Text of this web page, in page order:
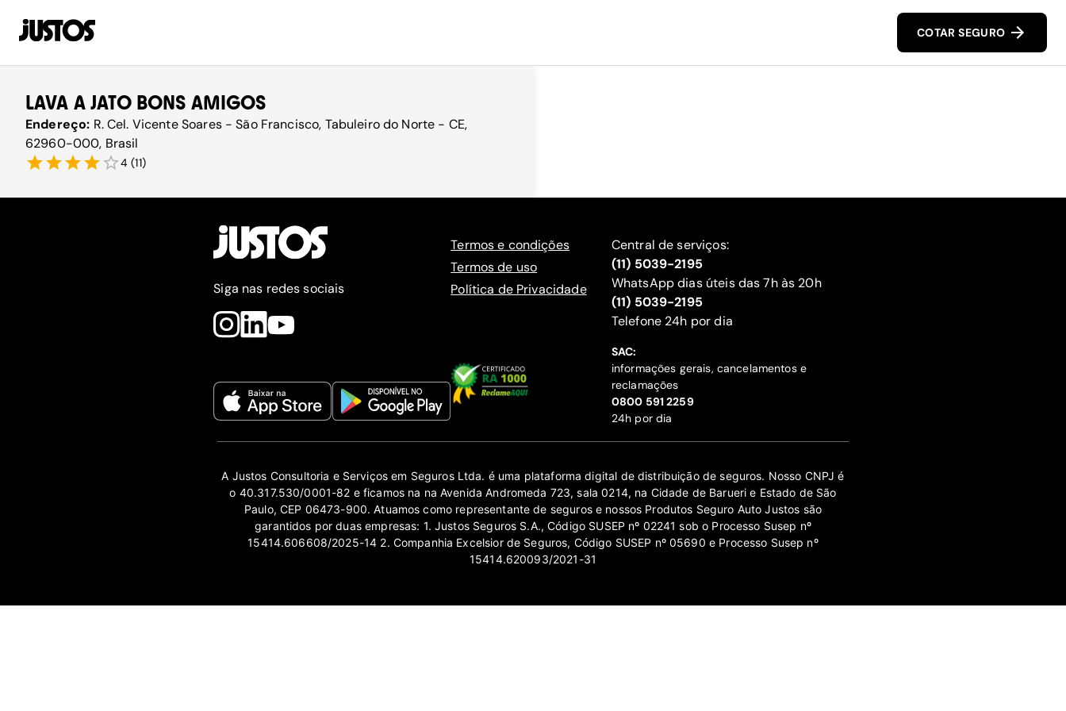
COTAR SEGURO
LAVA A JATO BONS AMIGOS
Endereço: R. Cel. Vicente Soares - São Francisco, Tabuleiro do Norte - CE,
62960-000, Brasil
4 (11)
Siga nas redes sociais
Termos e condições
Termos de uso
Política de Privacidade
Central de serviços:
(11) 5039-2195
WhatsApp dias úteis das 7h às 20h
(11) 5039-2195
‍Telefone 24h por dia
SAC:
informações gerais, cancelamentos e
reclamações
‍0800 591 2259
24h por dia
A Justos Consultoria e Serviços em Seguros Ltda. é uma plataforma digital de distribuição de seguros. Nosso CNPJ é
o 40.317.530/0001-82 e ficamos na na Avenida Andromeda 723, sala 0214, na Cidade de Barueri e Estado de São
Paulo, CEP 06473-900. Atuamos como representante de seguros e nossos Produtos Seguro Auto Justos são
garantidos por duas empresas: 1. Justos Seguros S.A., Código SUSEP nº 02241 sob o Processo Susep nº
15414.606608/2025-14 2. Companhia Excelsior de Seguros, Código SUSEP nº 05690 e Processo Susep nº
15414.620093/2021-31